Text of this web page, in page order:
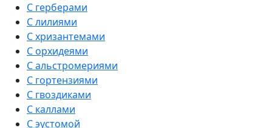
С герберами
С лилиями
С хризантемами
С орхидеями
С альстромериями
С гортензиями
С гвоздиками
С каллами
С эустомой